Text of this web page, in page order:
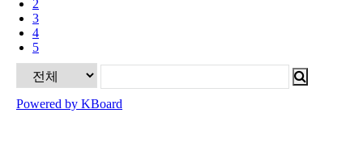
2
3
4
5
Powered by KBoard